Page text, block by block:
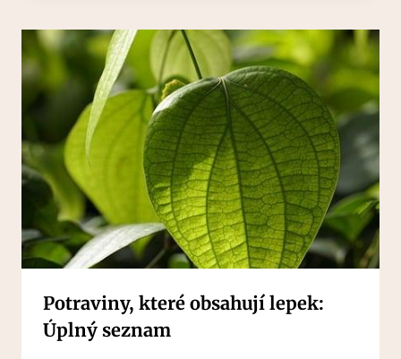
Potraviny, které obsahují lepek:
Úplný seznam